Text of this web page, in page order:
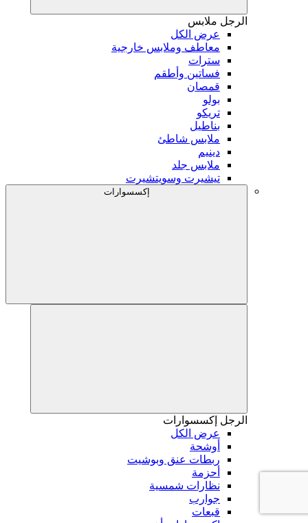
الرجل ملابس
عرض الكل
معاطف وملابس خارجية
سترات
فساتين وأطقم
قمصان
بولو
تريكو
بناطيل
ملابس شاطئ
دينيم
ملابس جلد
تيشيرت وسويتشيرت
إكسسوارات
الرجل إكسسوارات
عرض الكل
أوشحة
ربطات عنق وبوشيت
أحزمة
نظارات شمسية
جوارب
قبعات